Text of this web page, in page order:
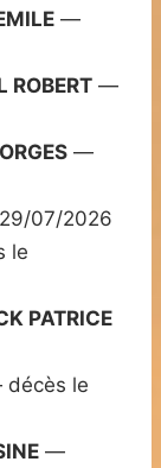
—
ROBERT —
—
07/2026
le
PATRICE
le
—